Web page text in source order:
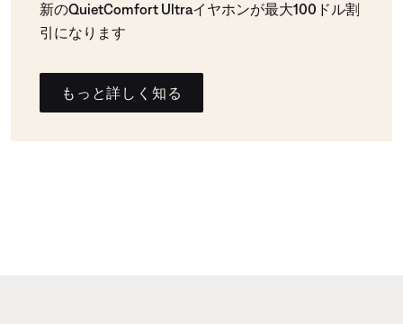
新のQuietComfort Ultraイヤホンが最大100ドル割
引になります
もっと詳しく知る